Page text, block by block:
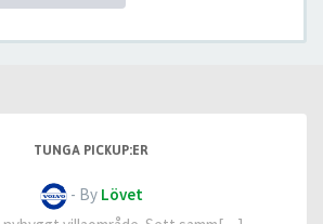
TUNGA PICKUP:ER
- By Lövet